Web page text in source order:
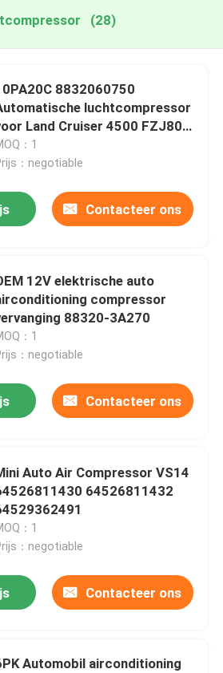
(28)
8832060750
luchtcompressor
Land Cruiser 4500 FZJ80
：1
：negotiable
Contacteer ons
12V elektrische auto
compressor
88320-3A270
：1
：negotiable
Contacteer ons
Auto Air Compressor VS14
64526811432
：1
：negotiable
Contacteer ons
Automobil airconditioning